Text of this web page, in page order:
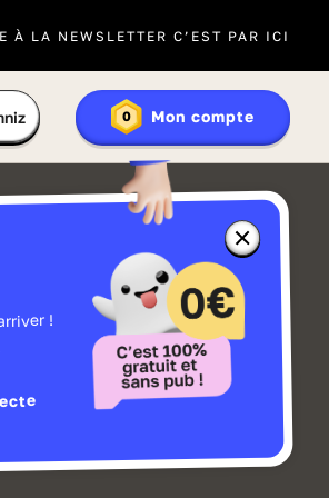
À LA NEWSLETTER C’EST PAR ICI
0 Mon compte
Fermer
la
fenêtre
sur
Lumniz
!